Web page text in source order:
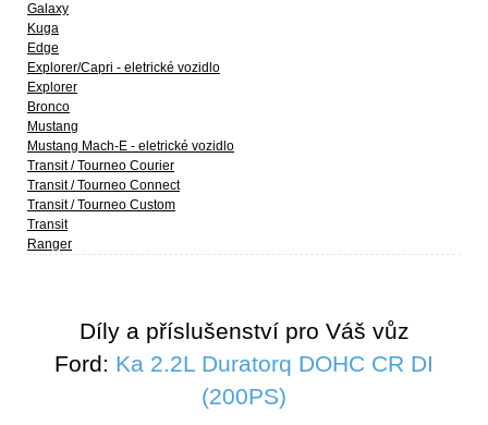
Galaxy
Kuga
Edge
Explorer/Capri - eletrické vozidlo
Explorer
Bronco
Mustang
Mustang Mach-E - eletrické vozidlo
Transit / Tourneo Courier
Transit / Tourneo Connect
Transit / Tourneo Custom
Transit
Ranger
Díly a příslušenství pro Váš vůz
Ford: Ka 2.2L Duratorq DOHC CR DI
(200PS)